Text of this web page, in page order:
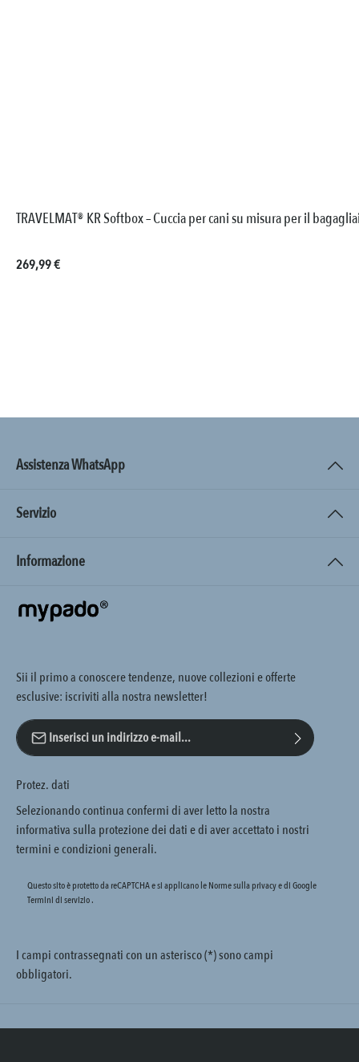
TRAVELMAT® KR Softbox – Cuccia per cani su misura per il
Prezzo normale:
269,99 €
Assistenza WhatsApp
Servizio
Informazione
Sii il primo a conoscere tendenze, nuove collezioni e offerte
esclusive: iscriviti alla nostra newsletter!
Indirizzo e-mail*
Protez. dati
Selezionando continua confermi di aver letto la nostra
informativa sulla protezione dei datie di aver accettato i nostri
termini e condizioni generali.
Questo sito è protetto da reCAPTCHA e si applicano le Norme sulla privacy edi Google
Termini di servizio.
I campi contrassegnati con un asterisco (*) sono campi
obbligatori.